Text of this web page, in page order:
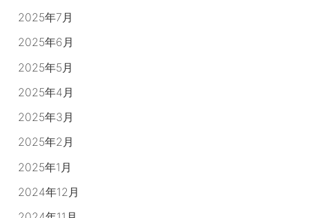
2025年7月
2025年6月
2025年5月
2025年4月
2025年3月
2025年2月
2025年1月
2024年12月